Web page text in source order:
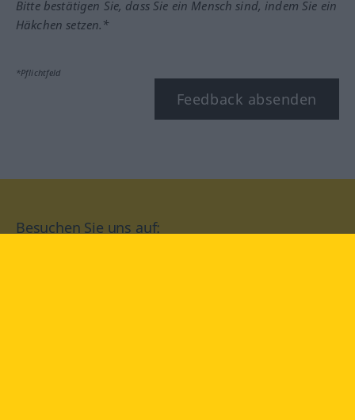
Bitte bestätigen Sie, dass Sie ein Mensch sind, indem Sie ein
Häkchen setzen.*
*Pflichtfeld
Feedback absenden
Besuchen Sie uns auf: